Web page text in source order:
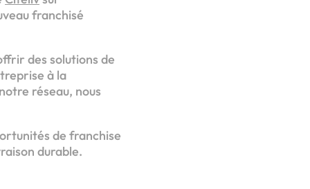
franchisé
des solutions de
à la
réseau, nous
de franchise
durable.